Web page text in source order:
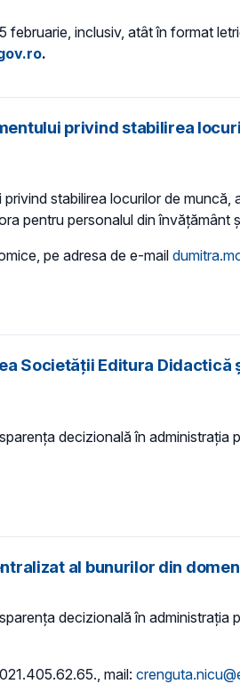
inclusiv, atât în format
.
privind stabilirea
stabilirea locurilor de muncă,
pentru personalul din învățământ
pe adresa de e-mail
Societății Editura Didactică
decizională în administrația
al bunurilor din
decizională în administrația
mail: